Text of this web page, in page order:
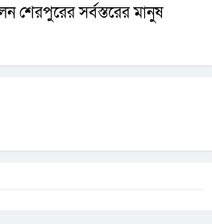
শেরপুরের সর্বস্তরের মানুষ